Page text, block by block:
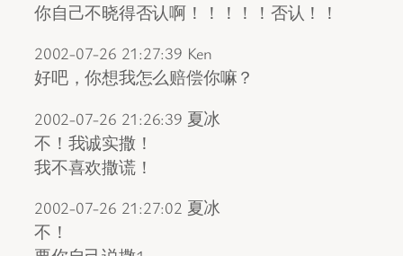
你自己不晓得否认啊！！！！！否认！！
2002-07-26 21:27:39 Ken
好吧，你想我怎么赔偿你嘛？
2002-07-26 21:26:39 夏冰
不！我诚实撒！
我不喜欢撒谎！
2002-07-26 21:27:02 夏冰
不！